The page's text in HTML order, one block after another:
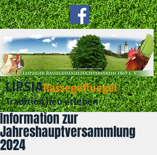
LIPSIARassegefluegel
Tradition neu erleben
Information zur
Jahreshauptversammlung
2024